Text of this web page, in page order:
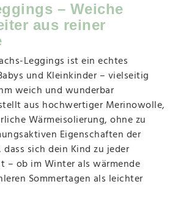
– Weiche
aus reiner
Leggings ist ein echtes
und Kleinkinder – vielseitig
weich und wunderbar
aus hochwertiger Merinowolle,
Wärmeisolierung, ohne zu
Eigenschaften der
sich dein Kind zu jeder
– ob im Winter als wärmende
Sommertagen als leichter